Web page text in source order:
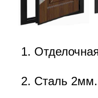
Сталь 2мм.